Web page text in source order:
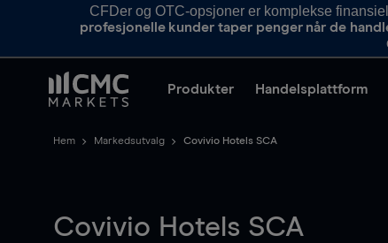
CFDer og OTC-opsjoner er komplekse
profesjonelle kunder taper penger når de
Produkter Handelsplattform
Hem Markedsutvalg Covivio Hotels SCA
Covivio Hotels SCA